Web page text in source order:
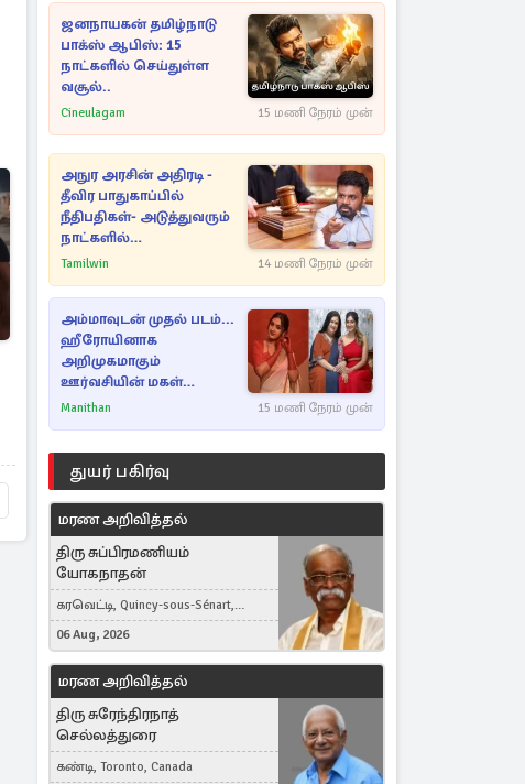
ஜனநாயகன் தமிழ்நாடு
பாக்ஸ் ஆபிஸ்: 15
நாட்களில் செய்துள்ள
வசூல்..
Cineulagam 15 மணி நேரம் முன்
அநுர அரசின் அதிரடி -
தீவிர பாதுகாப்பில்
நீதிபதிகள்- அடுத்துவரும்
நாட்களில்
அம்பலமாகவுள்ள ரகசியம்
Tamilwin 14 மணி நேரம் முன்
அம்மாவுடன் முதல் படம்...
ஹீரோயினாக
அறிமுகமாகும்
ஊர்வசியின் மகள்
தேஜலட்சுமி!
Manithan 15 மணி நேரம் முன்
துயர் பகிர்வு
மரண அறிவித்தல்
திரு சுப்பிரமணியம்
யோகநாதன்
கரவெட்டி, Quincy-sous-Sénart,
France
06 Aug, 2026
மரண அறிவித்தல்
திரு சுரேந்திரநாத்
செல்லத்துரை
கண்டி, Toronto, Canada